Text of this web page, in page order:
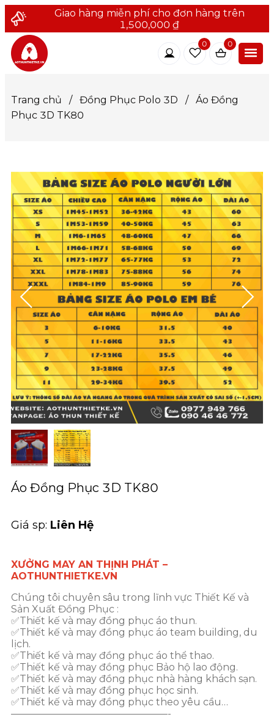
Giao hàng miễn phí cho đơn hàng trên
1,500,000 ₫
0 0
Trang chủ / Đồng Phục Polo 3D /
Áo Đồng
Phục 3D TK80
Áo Đồng Phục 3D TK80
XƯỞNG MAY AN THỊNH PHÁT –
AOTHUNTHIETKE.VN
Chúng tôi chuyên sâu trong lĩnh vực Thiết Kế và
Sản Xuất Đồng Phục :
✅Thiết kế và may đồng phục áo thun.
✅Thiết kế và may đồng phục áo team building, du
lịch.
✅Thiết kế và may đồng phục áo thể thao.
✅Thiết kế và may đồng phục Bảo hộ lao động.
✅Thiết kế và may đồng phục nhà hàng khách sạn.
✅Thiết kế và may đồng phục học sinh.
✅Thiết kế và may đồng phục theo yêu cầu…
————————————————-
Giá sp: Liên Hệ